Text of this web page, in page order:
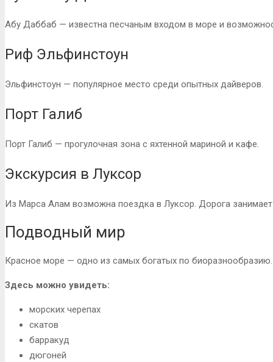
Абу Даббаб — известна песчаным входом в море и
Риф Эльфинстоун
Эльфинстоун — популярное место среди опытных дайверов.
Порт Галиб
Порт Галиб — прогулочная зона с яхтенной мариной и кафе.
Экскурсия в Луксор
Из Марса Алам возможна поездка в Луксор. Дорога
Подводный мир
Красное море — одно из самых богатых по биоразнообразию.
Здесь можно увидеть:
морских черепах
скатов
барракуд
дюгоней